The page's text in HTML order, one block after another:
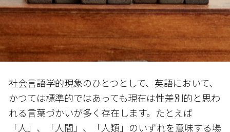
社会言語学的現象のひとつとして、英語において、
かつては標準的ではあっても現在は性差別的と思わ
れる言葉づかいが多く存在します。たとえば
「人」、「人間」、「人類」のいずれを意味する場